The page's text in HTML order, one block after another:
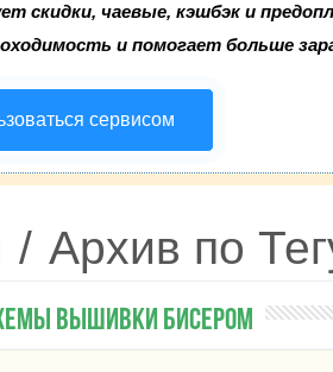
скидки, чаевые, кэшбэк и
и помогает больше
сервисом
/ Архив по
вышивки бисером